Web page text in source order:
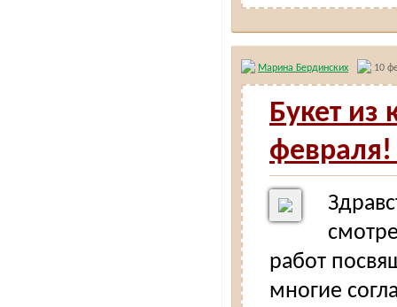
Марина Бердинских 10
Букет из
работ
многие